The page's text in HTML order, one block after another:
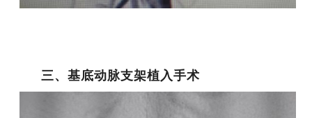
三、基底动脉支架植入手术